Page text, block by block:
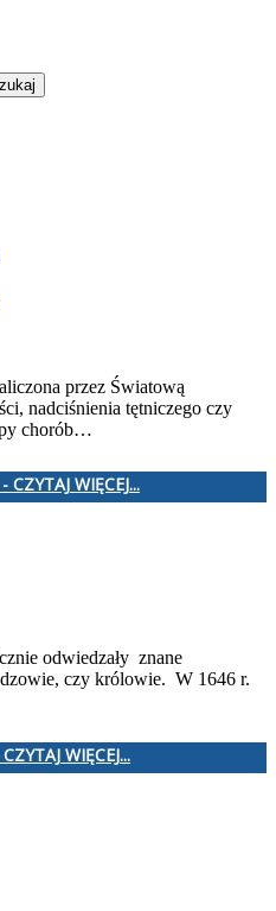
przez Światową
nadciśnienia tętniczego czy
chorób…
CZYTAJ WIĘCEJ...
odwiedzały znane
czy królowie. W 1646 r.
WIĘCEJ...